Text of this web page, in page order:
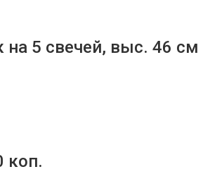
на 5 свечей, выс. 46 см
коп.